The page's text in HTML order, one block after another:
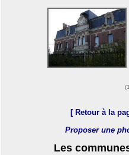
[ Retour à la
Proposer une
Les